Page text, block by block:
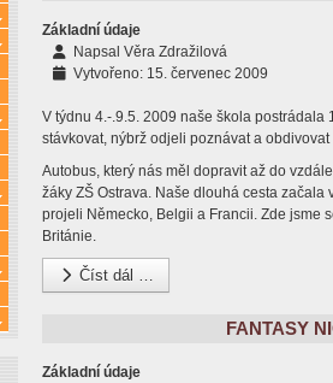
Více o: Informace
Více o: Školní družina
Více o: KRPŠ
Více o: Fotogalerie
Více o: Články
Více o: Projekty
Základní údaje
Napsal Věra Zdražilová
Vytvořeno: 15. červenec 2009
V týdnu 4.-.9.5. 2009 naše škola
stávkovat, nýbrž odjeli poznávat a
Autobus, který nás měl dopravit až do
žáky ZŠ Ostrava. Naše dlouhá cesta
projeli Německo, Belgii a Francii. Zde jsme
Británie.
Číst dál …
FANTASY
Základní údaje